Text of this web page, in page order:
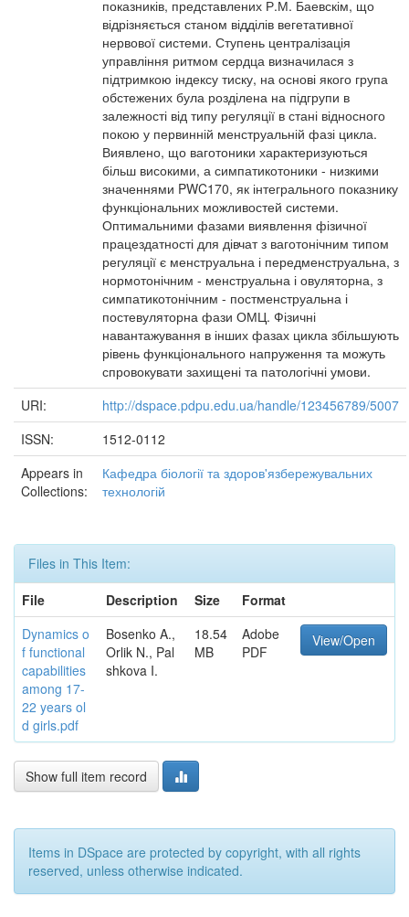
показників, представлених Р.М. Баевскім, що
відрізняється станом відділів вегетативної
нервової системи. Ступень централізація
управління ритмом сердца визначилася з
підтримкою індексу тиску, на основі якого група
обстежених була розділена на підгрупи в
залежності від типу регуляції в стані відносного
покою у первинній менструальній фазі цикла.
Виявлено, що ваготоники характеризуються
більш високими, а симпатикотоники - низкими
значеннями PWC170, як інтегрального показнику
функціональних можливостей системи.
Оптимальними фазами виявлення фізичної
працездатності для дівчат з ваготонічним типом
регуляції є менструальна і передменструальна, з
нормотонічним - менструальна і овуляторна, з
симпатикотонічним - постменструальна і
постевуляторна фази ОМЦ. Фізичні
навантажування в інших фазах цикла збільшують
рівень функціонального напруження та можуть
спровокувати захищені та патологічні умови.
URI:
http://dspace.pdpu.edu.ua/handle/123456789/5007
ISSN:
1512-0112
Appears in
Collections:
Кафедра біології та здоров'язбережувальних
технологій
Files in This Item:
File
Description Size
Format
Dynamics o
f functional
capabilities
among 17-
22 years ol
d girls.pdf
Bosenko A.,
Orlik N., Pal
shkova I.
18.54
MB
Adobe
PDF
View/Open
Show full item record
Items in DSpace are protected by copyright, with all rights
reserved, unless otherwise indicated.